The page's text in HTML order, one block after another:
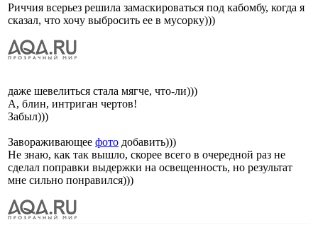
Риччия всерьез решила замаскироваться под кабомбу, когда я
сказал, что хочу выбросить ее в мусорку)))
даже шевелиться стала мягче, что-ли)))
А, блин, интриган чертов!
Забыл)))
Завораживающее фото добавить)))
Не знаю, как так вышло, скорее всего в очередной раз не
сделал поправки выдержки на освещенность, но результат
мне сильно понравился)))